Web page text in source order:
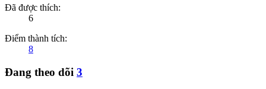
Đã được thích:
6
Điểm thành tích:
8
Đang theo dõi 3